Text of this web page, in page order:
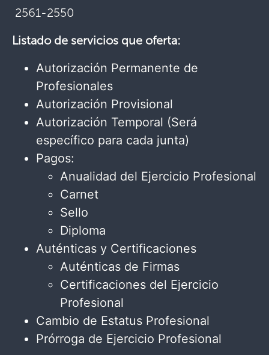
2561-2550
Listado de servicios que oferta:
Autorización Permanente de
Profesionales
Autorización Provisional
Autorización Temporal (Será
específico para cada junta)
Pagos:
Anualidad del Ejercicio Profesional
Carnet
Sello
Diploma
Auténticas y Certificaciones
Auténticas de Firmas
Certificaciones del Ejercicio
Profesional
Cambio de Estatus Profesional
Prórroga de Ejercicio Profesional